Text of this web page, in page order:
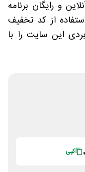
و رایگان برنامه
از کد تخفیف
این سایت را با
کپی